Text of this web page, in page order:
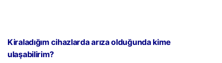
Kiraladığım cihazlarda arıza olduğunda kime
ulaşabilirim?